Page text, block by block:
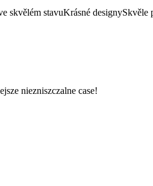
stavuKrásné
niezniszczalne case!